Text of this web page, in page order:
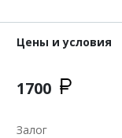
Цены и условия
1700
Залог